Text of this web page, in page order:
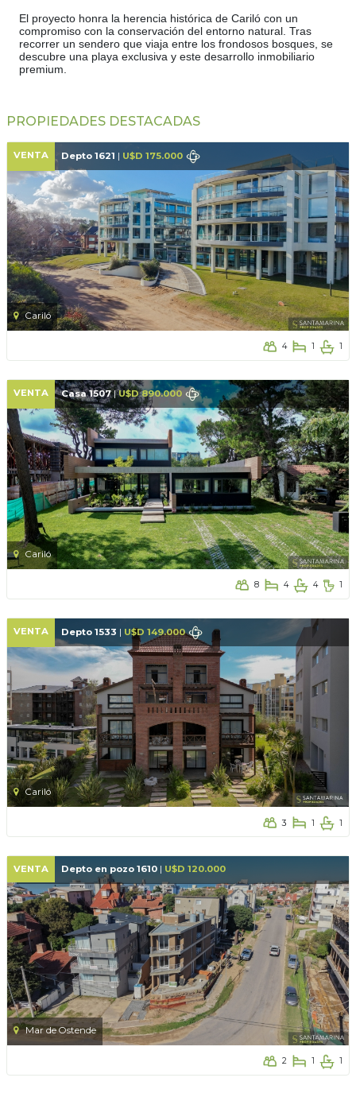
El proyecto honra la herencia histórica de Cariló con un
compromiso con la conservación del entorno natural. Tras
recorrer un sendero que viaja entre los frondosos bosques, se
descubre una playa exclusiva y este desarrollo inmobiliario
premium.
PROPIEDADES DESTACADAS
VENTA Depto 1621 | U$D 175.000
Cariló
4 1 1
VENTA Casa 1507|U$D 890.000
Cariló
8 4 4 1
VENTA Depto 1533 | U$D 149.000
Cariló
3 1 1
VENTA Depto en pozo 1610| U$D 120.000
Mar de Ostende
2 1 1